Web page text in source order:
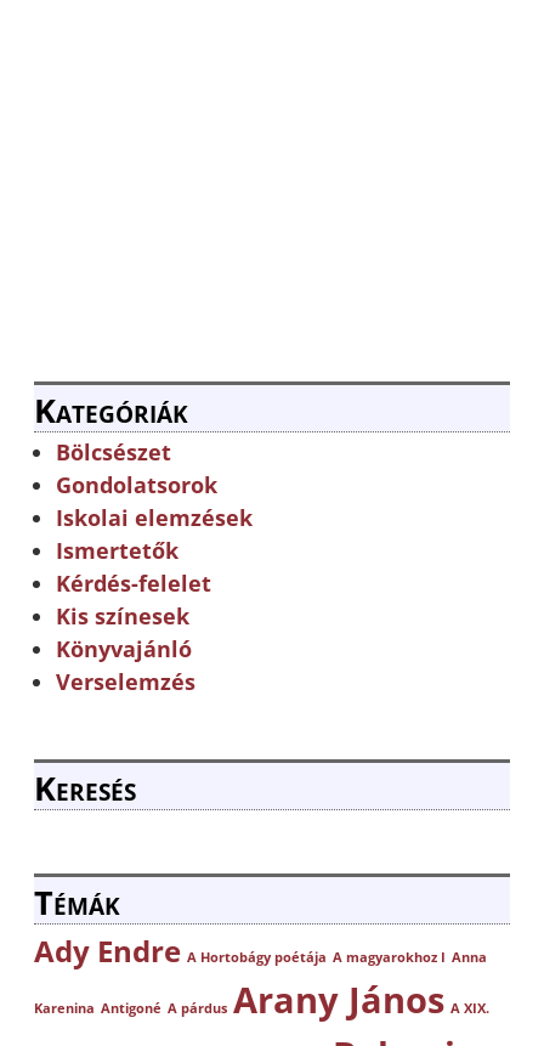
Kategóriák
Bölcsészet
Gondolatsorok
Iskolai elemzések
Ismertetők
Kérdés-felelet
Kis színesek
Könyvajánló
Verselemzés
Keresés
Témák
Ady Endre A Hortobágy poétája A magyarokhoz I Anna
Karenina Antigoné A párdus Arany János A XIX.